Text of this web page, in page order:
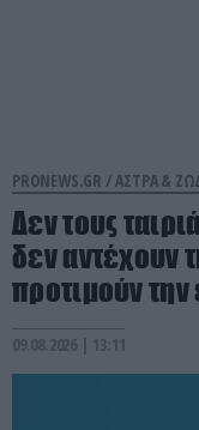
PRONEWS.GR /ΑΣΤΡΑ &
Δεν τους
δεν αντέχουν
προτιμούν
09.08.2026 | 13:11